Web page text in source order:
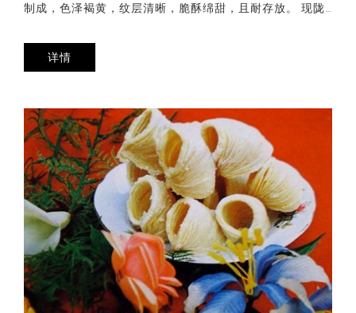
制成，色泽褐黄，纹层清晰，脆酥绵甜，且耐存放。 现陇…
详情